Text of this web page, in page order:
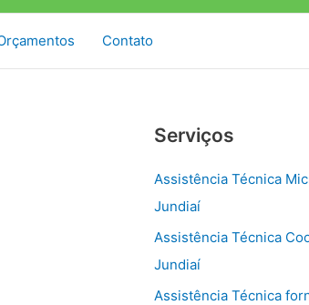
Contato
Serviços
Assistência Técnica
Jundiaí
Assistência Técnica
Jundiaí
Assistência Técnica